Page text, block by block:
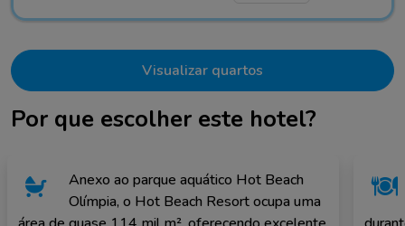
Por que escolher este hotel?
Anexo ao parque aquático Hot Beach
Olímpia, o Hot Beach Resort ocupa uma
Visualizar quartos